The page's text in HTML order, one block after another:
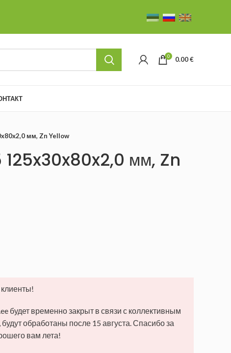
0 0.00€
мм, Zn Yellow
125x30x80x2,0 мм, Zn
будет временно закрыт в связи с коллективным
обработаны после 15 августа. Спасибо за
вам лета!